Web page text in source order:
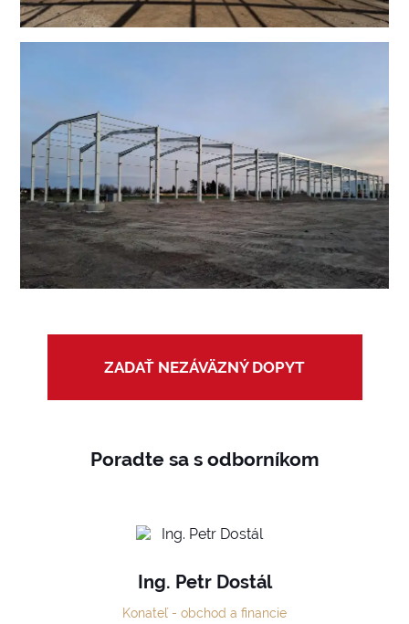
ZADAŤ NEZÁVÄZNÝ DOPYT
Poradte sa s odborníkom
Ing. Petr Dostál
Konateľ - obchod a financie